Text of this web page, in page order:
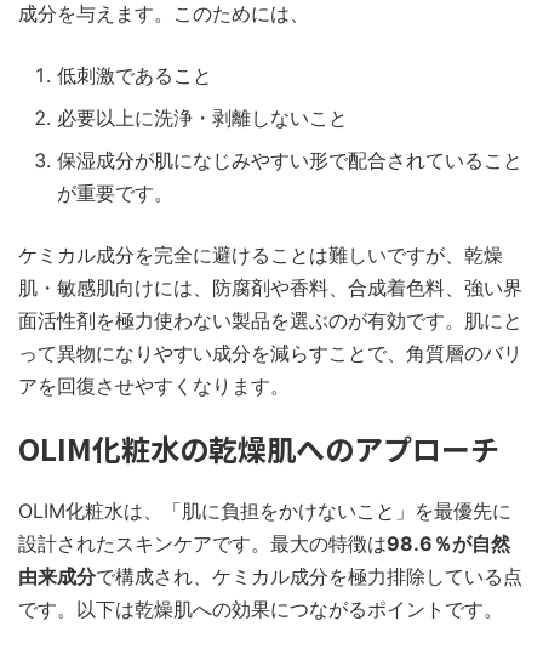
成分を与えます。このためには、
低刺激であること
必要以上に洗浄・剥離しないこと
保湿成分が肌になじみやすい形で配合されていること
が重要です。
ケミカル成分を完全に避けることは難しいですが、乾燥
肌・敏感肌向けには、防腐剤や香料、合成着色料、強い界
面活性剤を極力使わない製品を選ぶのが有効です。肌にと
って異物になりやすい成分を減らすことで、角質層のバリ
アを回復させやすくなります。
OLIM化粧水の乾燥肌へのアプローチ
OLIM化粧水は、「肌に負担をかけないこと」を最優先に
設計されたスキンケアです。最大の特徴は98.6％が自然
由来成分で構成され、ケミカル成分を極力排除している点
です。以下は乾燥肌への効果につながるポイントです。